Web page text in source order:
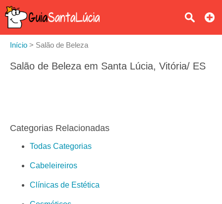
Início > Salão de Beleza
Salão de Beleza em Santa Lúcia, Vitória/ ES
Categorias Relacionadas
Todas Categorias
Cabeleireiros
Clínicas de Estética